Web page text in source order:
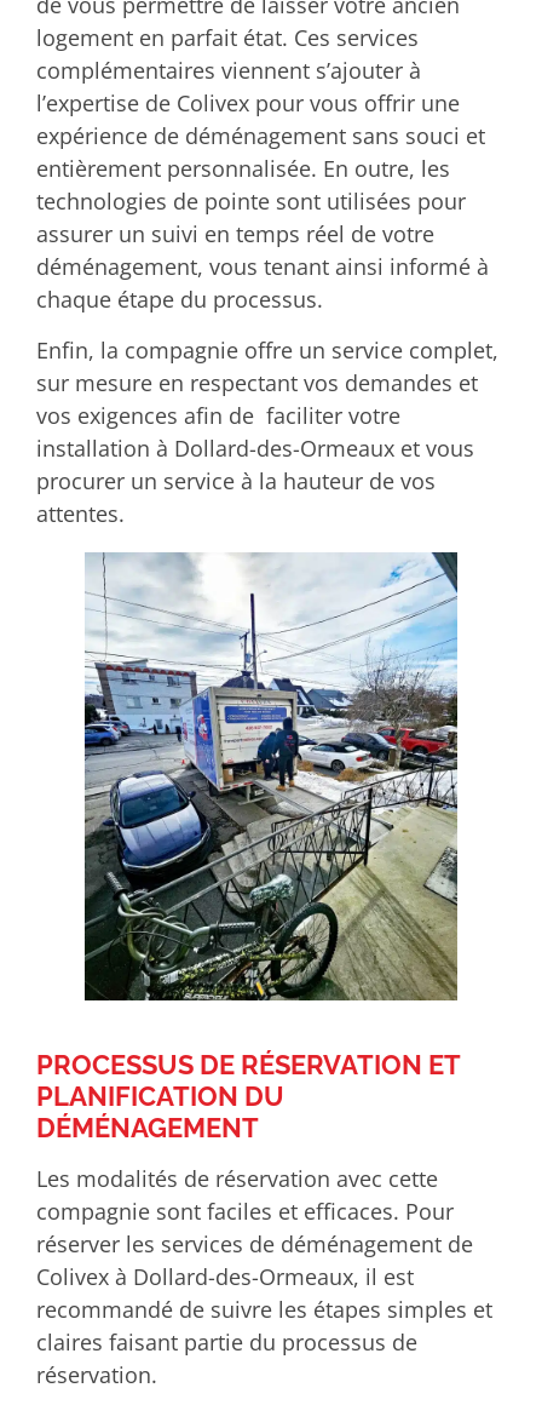
logement en parfait état. Ces services
complémentaires viennent s’ajouter à
l’expertise de Colivex pour vous offrir une
expérience de déménagement sans souci et
entièrement personnalisée. En outre, les
technologies de pointe sont utilisées pour
assurer un suivi en temps réel de votre
déménagement, vous tenant ainsi informé à
chaque étape du processus.
Enfin, la compagnie offre un service complet,
sur mesure en respectant vos demandes et
vos exigences afin de faciliter votre
installation à Dollard-des-Ormeaux et vous
procurer un service à la hauteur de vos
attentes.
PROCESSUS DE RÉSERVATION ET
PLANIFICATION DU
DÉMÉNAGEMENT
Les modalités de réservation avec cette
compagnie sont faciles et efficaces. Pour
réserver les services de déménagement de
Colivex à Dollard-des-Ormeaux, il est
recommandé de suivre les étapes simples et
claires faisant partie du processus de
réservation.